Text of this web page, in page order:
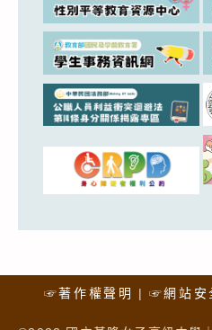
☞著作權聲明 ☞網站安